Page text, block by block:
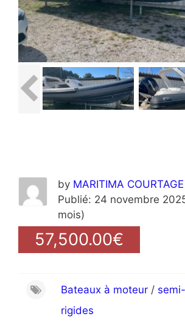
by MARITIMA COURTAGE
Publié: 24 novembre
mois)
57,500.00€
Bateaux à moteur / semi-
rigides